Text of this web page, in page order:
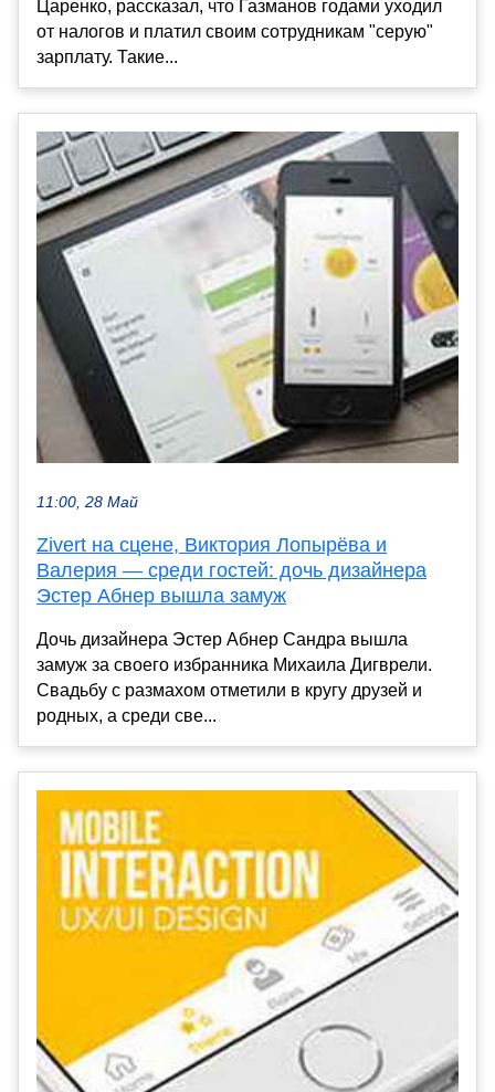
Царенко, рассказал, что Газманов годами уходил
от налогов и платил своим сотрудникам "серую"
зарплату. Такие...
11:00, 28 Май
Zivert на сцене, Виктория Лопырёва и
Валерия — среди гостей: дочь дизайнера
Эстер Абнер вышла замуж
Дочь дизайнера Эстер Абнер Сандра вышла
замуж за своего избранника Михаила Дигврели.
Свадьбу с размахом отметили в кругу друзей и
родных, а среди све...